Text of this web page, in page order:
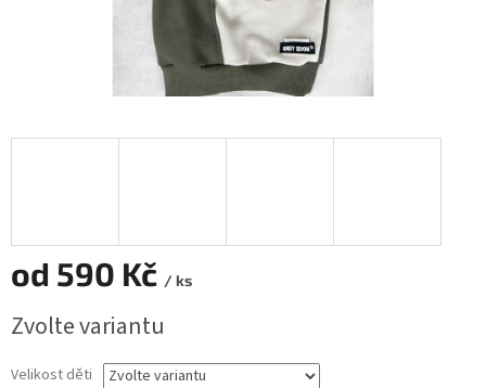
od 590 Kč / ks
cena:
Zvolte variantu
Velikost děti